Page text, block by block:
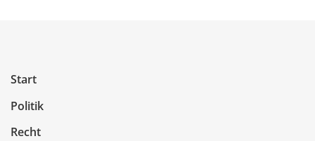
Start
Politik
Recht